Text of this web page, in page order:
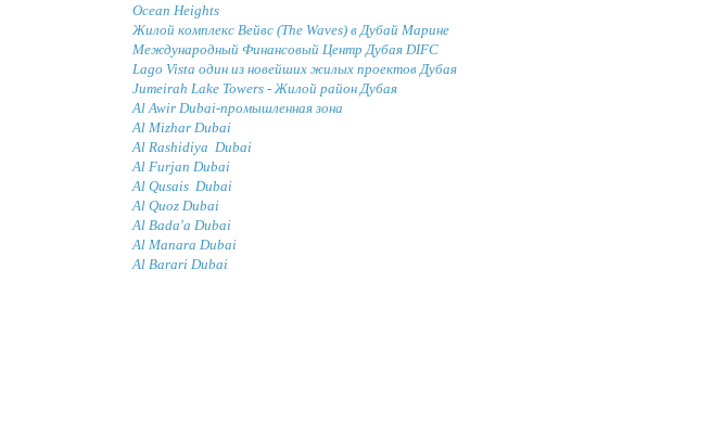
Ocean Heights
Жилой комплекс Вейвс (The Waves) в Дубай Марине
Международный Финансовый Центр Дубая DIFC
Lago Vista один из новейших жилых проектов Дубая
Jumeirah Lake Towers - Жилой район Дубая
Al Awir Dubai-промышленная зона
Al Mizhar Dubai
Al Rashidiya Dubai
Al Furjan Dubai
Al Qusais Dubai
Al Quoz Dubai
Al Bada'a Dubai
Al Manara Dubai
Al Barari Dubai